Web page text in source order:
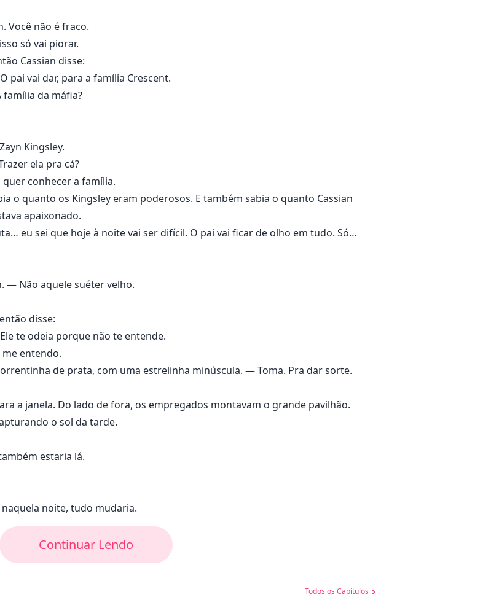
Você não é fraco.
só vai piorar.
Cassian disse:
pai vai dar, para a família Crescent.
da máfia?
Kingsley.
ela pra cá?
conhecer a família.
o quanto os Kingsley eram poderosos. E também sabia o quanto Cassian
apaixonado.
eu sei que hoje à noite vai ser difícil. O pai vai ficar de olho em tudo. Só…
— Não aquele suéter velho.
disse:
te odeia porque não te entende.
entendo.
de prata, com uma estrelinha minúscula. — Toma. Pra dar sorte.
a janela. Do lado de fora, os empregados montavam o grande pavilhão.
o sol da tarde.
estaria lá.
noite, tudo mudaria.
Continuar Lendo
Todos os Capítulos